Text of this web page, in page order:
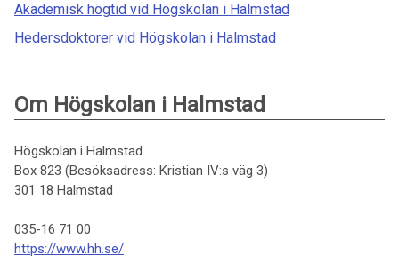
Akademisk högtid vid Högskolan i Halmstad
Hedersdoktorer vid Högskolan i Halmstad
Om Högskolan i Halmstad
Högskolan i Halmstad
Box 823 (Besöksadress: Kristian IV:s väg 3)
301 18 Halmstad
035-16 71 00
https://www.hh.se/